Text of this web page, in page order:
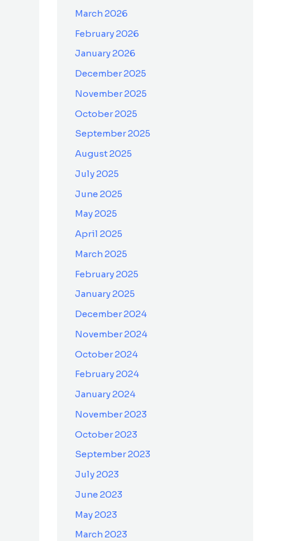
March 2026
February 2026
January 2026
December 2025
November 2025
October 2025
September 2025
August 2025
July 2025
June 2025
May 2025
April 2025
March 2025
February 2025
January 2025
December 2024
November 2024
October 2024
February 2024
January 2024
November 2023
October 2023
September 2023
July 2023
June 2023
May 2023
March 2023